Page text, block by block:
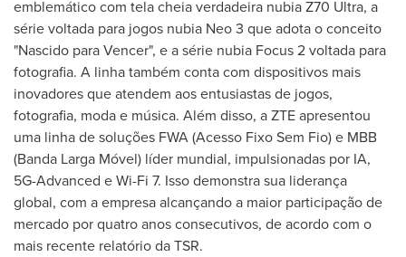
emblemático com tela cheia verdadeira nubia Z70 Ultra, a
série voltada para jogos nubia Neo 3 que adota o conceito
"Nascido para Vencer", e a série nubia Focus 2 voltada para
fotografia. A linha também conta com dispositivos mais
inovadores que atendem aos entusiastas de jogos,
fotografia, moda e música. Além disso, a ZTE apresentou
uma linha de soluções FWA (Acesso Fixo Sem Fio) e MBB
(Banda Larga Móvel) líder mundial, impulsionadas por IA,
5G-Advanced e Wi-Fi 7. Isso demonstra sua liderança
global, com a empresa alcançando a maior participação de
mercado por quatro anos consecutivos, de acordo com o
mais recente relatório da TSR.